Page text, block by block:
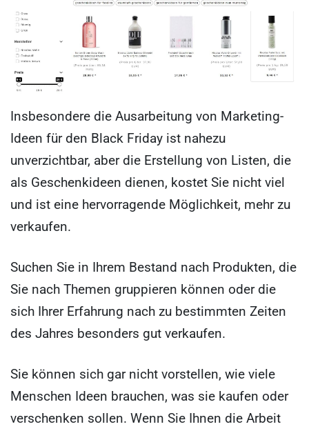
Insbesondere die Ausarbeitung von Marketing-
Ideen für den Black Friday ist nahezu
unverzichtbar, aber die Erstellung von Listen, die
als Geschenkideen dienen, kostet Sie nicht viel
und ist eine hervorragende Möglichkeit, mehr zu
verkaufen.
Suchen Sie in Ihrem Bestand nach Produkten, die
Sie nach Themen gruppieren können oder die
sich Ihrer Erfahrung nach zu bestimmten Zeiten
des Jahres besonders gut verkaufen.
Sie können sich gar nicht vorstellen, wie viele
Menschen Ideen brauchen, was sie kaufen oder
verschenken sollen. Wenn Sie Ihnen die Arbeit